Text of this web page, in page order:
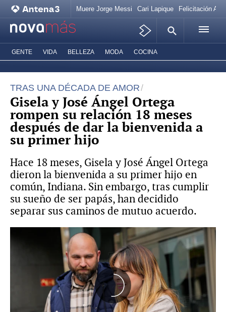
Muere Jorge Messi Cari Lapique Felicitación
GENTE VIDA BELLEZA MODA COCINA
TRAS UNA DÉCADA DE AMOR
Gisela y José Ángel Ortega
rompen su relación 18 meses
después de dar la bienvenida a
su primer hijo
Hace 18 meses, Gisela y José Ángel Ortega
dieron la bienvenida a su primer hijo en
común, Indiana. Sin embargo, tras cumplir
su sueño de ser papás, han decidido
separar sus caminos de mutuo acuerdo.